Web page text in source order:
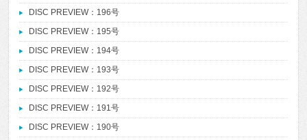
DISC PREVIEW：196号
DISC PREVIEW：195号
DISC PREVIEW：194号
DISC PREVIEW：193号
DISC PREVIEW：192号
DISC PREVIEW：191号
DISC PREVIEW：190号